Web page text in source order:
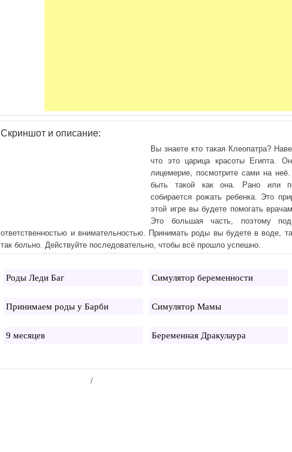
Скриншот и описание:
Вы знаете кто такая Клеопатра?
что это царица красоты Египта.
лицемерие, посмотрите сами на
быть такой как она. Рано или
собирается рожать ребенка. Это
этой игре вы будете помогать
Это большая часть, поэтому
ответственностью и внимательностью. Принимать роды вы будете в воде,
так больно. Действуйте последовательно, чтобы всё прошло успешно.
Роды Леди Баг Симулятор беременности
Принимаем роды у Барби Симулятор Мамы
9 месяцев Беременная Дракулаура
/